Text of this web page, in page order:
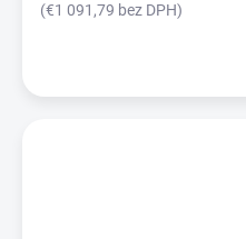
(€1 091,79 bez DPH)